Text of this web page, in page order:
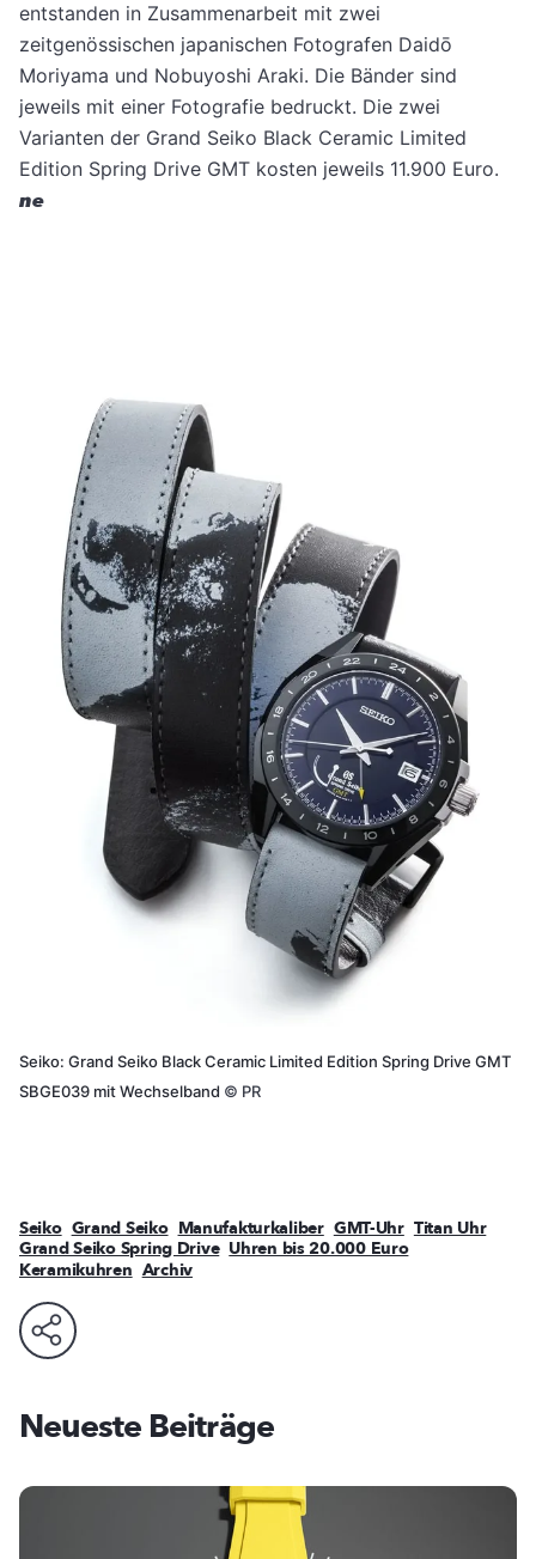
entstanden in Zusammenarbeit mit zwei
zeitgenössischen japanischen Fotografen Daidō
Moriyama und Nobuyoshi Araki. Die Bänder sind
jeweils mit einer Fotografie bedruckt. Die zwei
Varianten der Grand Seiko Black Ceramic Limited
Edition Spring Drive GMT kosten jeweils 11.900 Euro.
ne
Seiko: Grand Seiko Black Ceramic Limited Edition Spring Drive GMT
SBGE039 mit Wechselband © PR
Seiko Grand Seiko Manufakturkaliber GMT-Uhr Titan Uhr
Grand Seiko Spring Drive Uhren bis 20.000 Euro
Keramikuhren Archiv
Neueste Beiträge